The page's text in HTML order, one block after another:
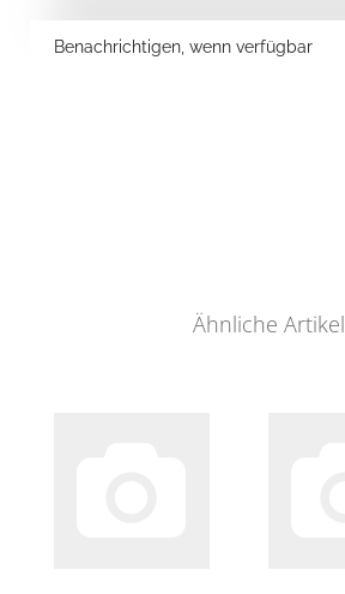
Benachrichtigen, wenn verfügbar
Ähnliche Artikel